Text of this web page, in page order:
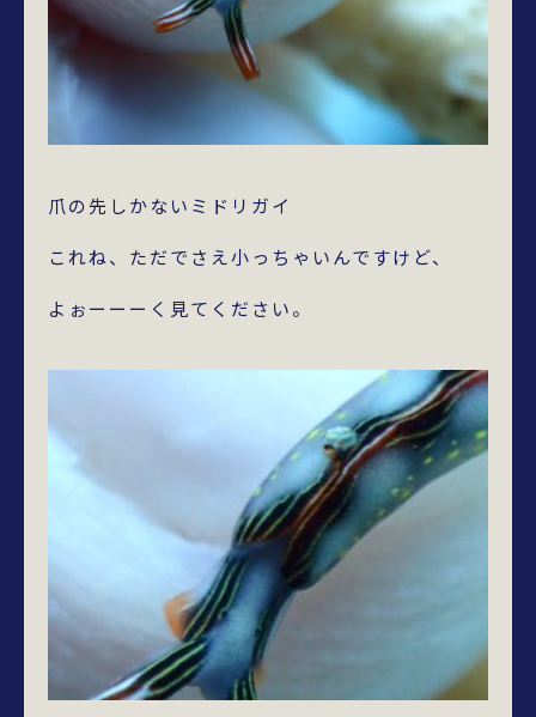
爪の先しかないミドリガイ
これね、ただでさえ小っちゃいんですけど、
よぉーーーく見てください。